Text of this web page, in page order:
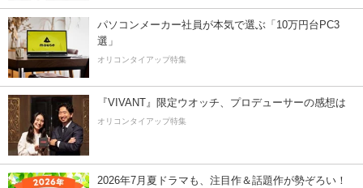
パソコンメーカー社員が本気で選ぶ「10万円台PC3
選」
オリコンタイアップ特集
『VIVANT』限定ウオッチ、プロデューサーの感想は
オリコンタイアップ特集
2026年7月夏ドラマも、注目作＆話題作が勢ぞろい！